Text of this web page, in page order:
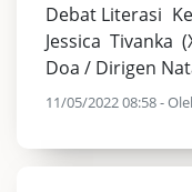
Debat Literasi
Jessica Tivanka
Doa / Dirigen
11/05/2022 08:58 -